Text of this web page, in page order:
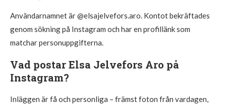
Användarnamnet är @elsajelvefors.aro. Kontot bekräftades
genom sökning på Instagram och har en profillänk som
matchar personuppgifterna.
Vad postar Elsa Jelvefors Aro på
Instagram?
Inläggen är få och personliga – främst foton från vardagen,